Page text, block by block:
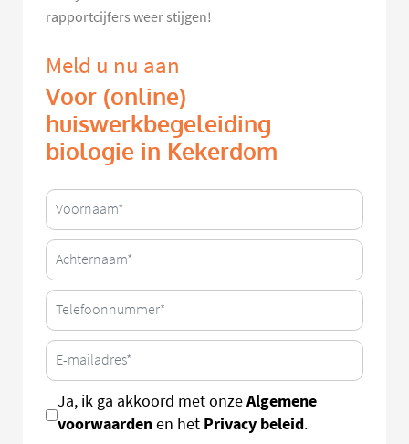
rapportcijfers weer stijgen!
Meld u nu aan
Voor (online)
huiswerkbegeleiding
biologie in Kekerdom
Ja, ik ga akkoord met onzeAlgemene
voorwaardenen het Privacy beleid.